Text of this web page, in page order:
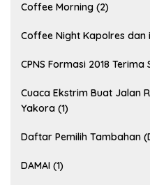
Coffee Morning (2)
Coffee Night Kapolres dan
CPNS Formasi 2018 Terima
Cuaca Ekstrim Buat Jalan
Yakora (1)
Daftar Pemilih Tambahan
DAMAI (1)